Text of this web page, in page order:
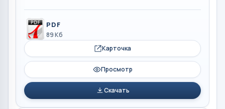
PDF
89 Кб
Карточка
Просмотр
Скачать